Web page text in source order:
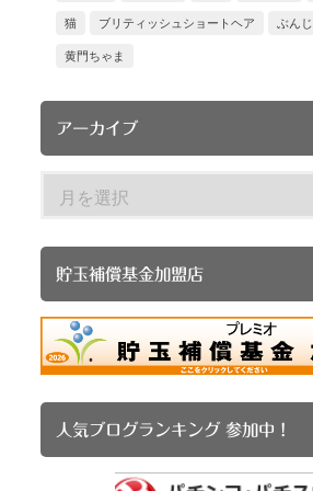
猫 ブリティッシュショートヘア
ぶんじ
黄門ちゃま
アーカイブ
貯玉補償基金加盟店
人気ブログランキング 参加中！